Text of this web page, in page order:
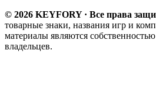
© 2026 KEYFORY · Все права
товарные знаки, названия игр и
материалы являются
владельцев.